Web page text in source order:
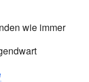
wie immer